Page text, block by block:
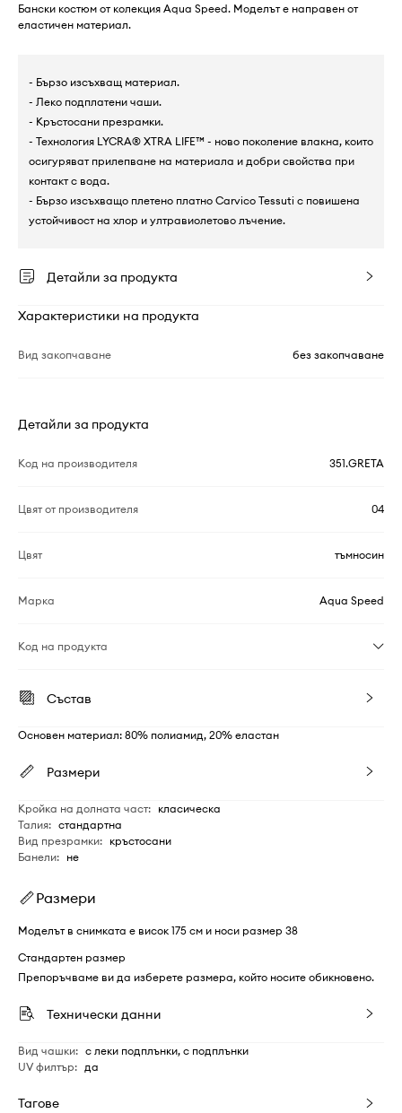
Бански костюм от колекция Aqua Speed. Моделът е направен от
еластичен материал.
- Бързо изсъхващ материал.
- Леко подплатени чаши.
- Кръстосани презрамки.
- Технология LYCRA® XTRA LIFE™ - ново поколение влакна, които
осигуряват прилепване на материала и добри свойства при
контакт с вода.
- Бързо изсъхващо плетено платно Carvico Tessuti с повишена
устойчивост на хлор и ултравиолетово лъчение.
Детайли за продукта
Характеристики на продукта
Вид закопчаване без закопчаване
Детайли за продукта
Код на производителя 351.GRETA
Цвят от производителя 04
Цвят тъмносин
Марка Aqua Speed
Код на продукта
Състав
Основен материал: 80% полиамид, 20% еластан
Размери
Кройка на долната част: класическа
Талия: стандартна
Вид презрамки: кръстосани
Банели: не
Размери
Моделът в снимката е висок 175 см и носи размер 38
Стандартен размер
Препоръчваме ви да изберете размера, който носите обикновено.
Технически данни
Вид чашки: с леки подплънки, с подплънки
UV филтър: да
Тагове